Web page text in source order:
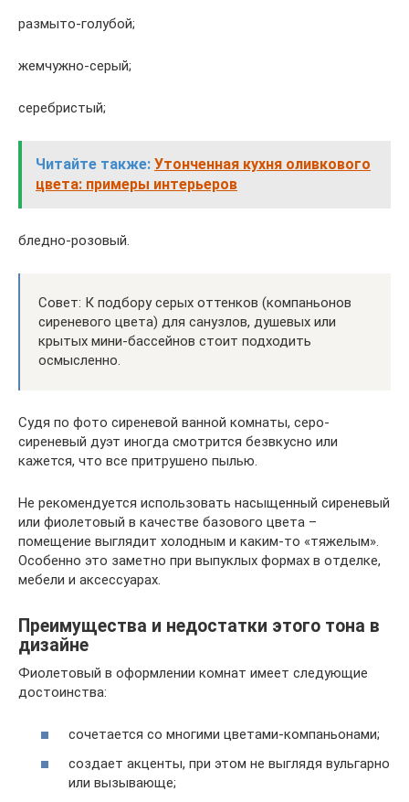
размыто-голубой;
жемчужно-серый;
серебристый;
Читайте также: Утонченная кухня оливкового
цвета: примеры интерьеров
бледно-розовый.
Совет: К подбору серых оттенков (компаньонов
сиреневого цвета) для санузлов, душевых или
крытых мини-бассейнов стоит подходить
осмысленно.
Судя по фото сиреневой ванной комнаты, серо-
сиреневый дуэт иногда смотрится безвкусно или
кажется, что все притрушено пылью.
Не рекомендуется использовать насыщенный сиреневый
или фиолетовый в качестве базового цвета –
помещение выглядит холодным и каким-то «тяжелым».
Особенно это заметно при выпуклых формах в отделке,
мебели и аксессуарах.
Преимущества и недостатки этого тона в
дизайне
Фиолетовый в оформлении комнат имеет следующие
достоинства:
сочетается со многими цветами-компаньонами;
создает акценты, при этом не выглядя вульгарно
или вызывающе;